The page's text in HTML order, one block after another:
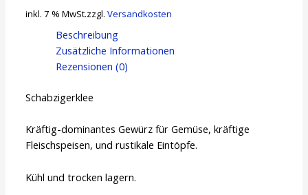
inkl. 7 % MwSt.zzgl.Versandkosten
Beschreibung
Zusätzliche Informationen
Rezensionen (0)
Schabzigerklee
Kräftig-dominantes Gewürz für Gemüse, kräftige
Fleischspeisen, und rustikale Eintöpfe.
Kühl und trocken lagern.